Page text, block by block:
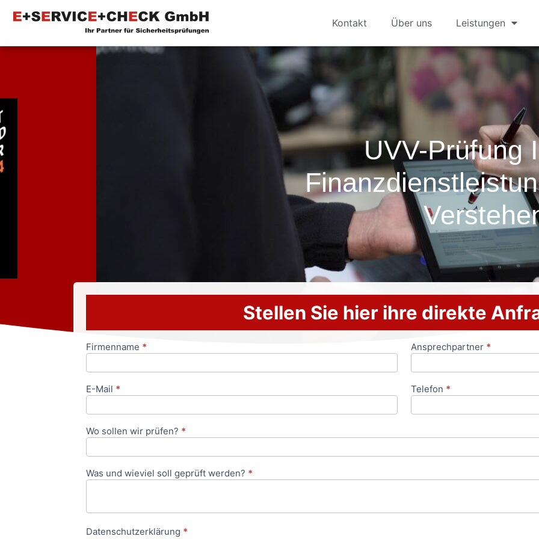
Kontakt Über uns Leistungen
UVV-Prüfung
Stellen Sie hier ihre direkte
Anfrageformular
Firmenname * Ansprechpartner *
E-Mail * Telefon *
Wo sollen wir prüfen? *
Was und wieviel soll geprüft werden? *
Datenschutzerklärung *